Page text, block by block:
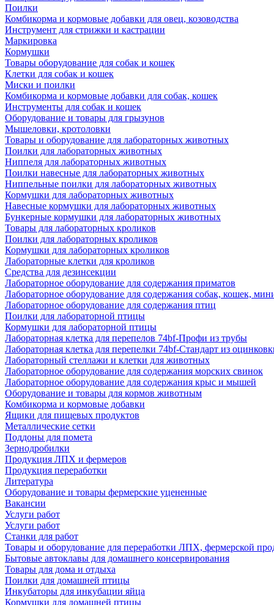
Поилки
Комбикорма и кормовые добавки для овец, козоводства
Инструмент для стрижки и кастрации
Маркировка
Кормушки
Товары оборудование для собак и кошек
Клетки для собак и кошек
Миски и поилки
Комбикорма и кормовые добавки для собак, кошек
Инструменты для собак и кошек
Оборудование и товары для грызунов
Мышеловки, кротоловки
Товары и оборудование для лабораторных животных
Поилки для лабораторных животных
Ниппеля для лабораторных животных
Поилки навесные для лабораторных животных
Ниппельные поилки для лабораторных животных
Кормушки для лабораторных животных
Навесные кормушки для лабораторных животных
Бункерные кормушки для лабораторных животных
Товары для лабораторных кроликов
Поилки для лабораторных кроликов
Кормушки для лабораторных кроликов
Лабораторные клетки для кроликов
Средства для дезинсекции
Лабораторное оборудование для содержания приматов
Лабораторное оборудование для содержания собак, кошек,
Лабораторное оборудование для содержания птиц
Поилки для лабораторной птицы
Кормушки для лабораторной птицы
Лабораторная клетка для перепелов 74bf-Профи из трубы
Лабораторная клетка для перепелки 74bf-Стандарт из
Лабораторный стеллажи и клетки для животных
Лабораторное оборудование для содержания морских свинок
Лабораторное оборудование для содержания крыс и мышей
Оборудование и товары для кормов животным
Комбикорма и кормовые добавки
Ящики для пищевых продуктов
Металлические сетки
Поддоны для помета
Зернодробилки
Продукция ЛПХ и фермеров
Продукция переработки
Литература
Оборудование и товары фермерские уцененные
Вакансии
Услуги работ
Услуги работ
Станки для работ
Товары и оборудование для переработки ЛПХ, фермерской
Бытовые автоклавы для домашнего консервирования
Товары для дома и отдыха
Поилки для домашней птицы
Инкубаторы для инкубации яйца
Кормушки для домашней птицы